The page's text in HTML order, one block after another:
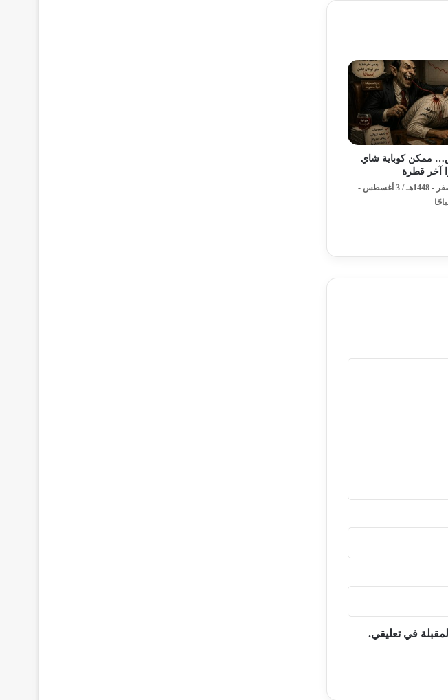
ممكن كوباية شاي
آخر قطرة
الأثنين - 20 صفر - 1448هـ / 3 أغسطس -
في تعليقي.